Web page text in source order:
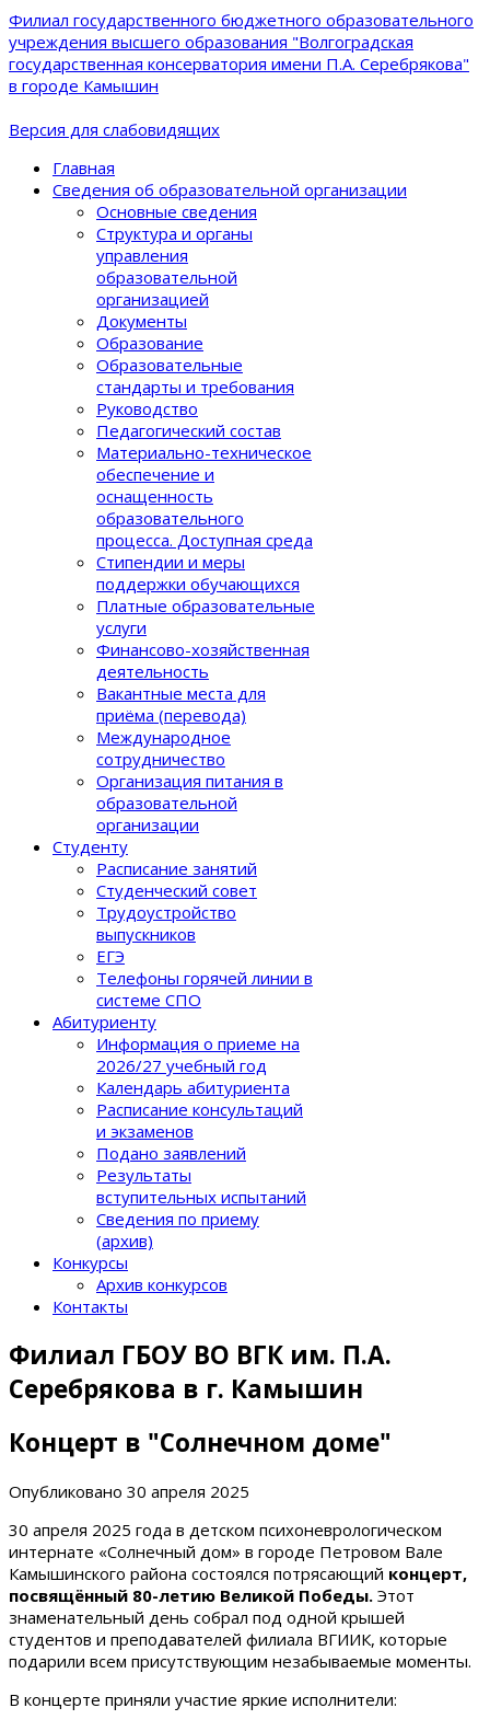
Филиал государственного бюджетного образовательного
учреждения высшего образования "Волгоградская
государственная консерватория имени П.А. Серебрякова"
в городе Камышин
Версия для слабовидящих
Главная
Сведения об образовательной организации
Основные сведения
Структура и органы
управления
образовательной
организацией
Документы
Образование
Образовательные
стандарты и требования
Руководство
Педагогический состав
Материально-техническое
обеспечение и
оснащенность
образовательного
процеcса. Доступная среда
Стипендии и меры
поддержки обучающихся
Платные образовательные
услуги
Финансово-хозяйственная
деятельность
Вакантные места для
приёма (перевода)
Международное
сотрудничество
Организация питания в
образовательной
организации
Студенту
Расписание занятий
Студенческий совет
Трудоустройство
выпускников
ЕГЭ
Телефоны горячей линии в
системе СПО
Абитуриенту
Информация о приеме на
2026/27 учебный год
Календарь абитуриента
Расписание консультаций
и экзаменов
Подано заявлений
Результаты
вступительных испытаний
Сведения по приему
(архив)
Конкурсы
Архив конкурсов
Контакты
Филиал ГБОУ ВО ВГК им. П.А.
Серебрякова в г. Камышин
Концерт в "Солнечном доме"
Опубликовано 30 апреля 2025
30 апреля 2025 года в детском психоневрологическом
интернате «Солнечный дом» в городе Петровом Вале
Камышинского района состоялся потрясающий концерт,
посвящённый 80-летию Великой Победы. Этот
знаменательный день собрал под одной крышей
студентов и преподавателей филиала ВГИИК, которые
подарили всем присутствующим незабываемые моменты.
В концерте приняли участие яркие исполнители: